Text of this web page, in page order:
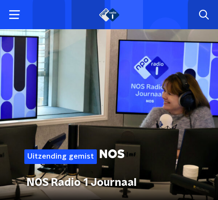
Uitzending gemist
NOS Radio 1 Journaal